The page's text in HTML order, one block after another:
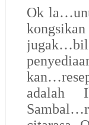
Ok
adalah